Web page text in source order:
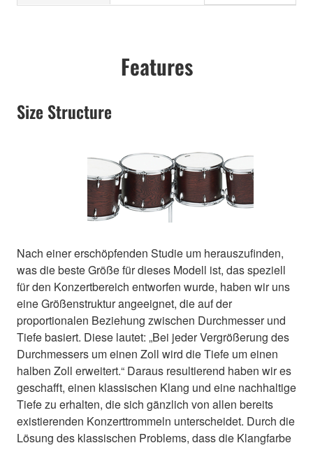
Features
Size Structure
Nach einer erschöpfenden Studie um herauszufinden,
was die beste Größe für dieses Modell ist, das speziell
für den Konzertbereich entworfen wurde, haben wir uns
eine Größenstruktur angeeignet, die auf der
proportionalen Beziehung zwischen Durchmesser und
Tiefe basiert. Diese lautet: „Bei jeder Vergrößerung des
Durchmessers um einen Zoll wird die Tiefe um einen
halben Zoll erweitert.“ Daraus resultierend haben wir es
geschafft, einen klassischen Klang und eine nachhaltige
Tiefe zu erhalten, die sich gänzlich von allen bereits
existierenden Konzerttrommeln unterscheidet. Durch die
Lösung des klassischen Problems, dass die Klangfarbe